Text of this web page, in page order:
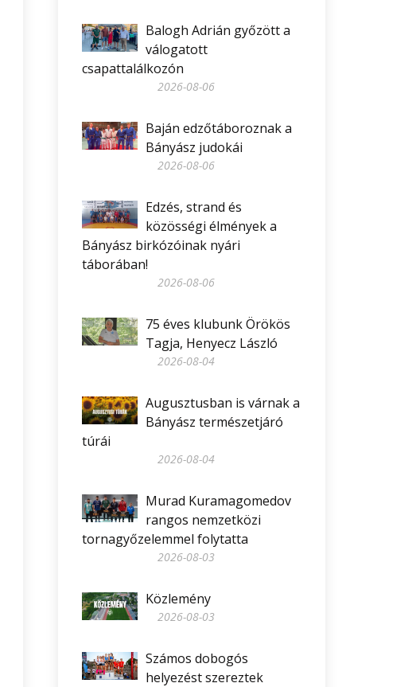
Balogh Adrián győzött a
válogatott
csapattalálkozón
2026-08-06
Baján edzőtáboroznak a
Bányász judokái
2026-08-06
Edzés, strand és
közösségi élmények a
Bányász birkózóinak nyári
táborában!
2026-08-06
75 éves klubunk Örökös
Tagja, Henyecz László
2026-08-04
Augusztusban is várnak a
Bányász természetjáró
túrái
2026-08-04
Murad Kuramagomedov
rangos nemzetközi
tornagyőzelemmel folytatta
2026-08-03
Közlemény
2026-08-03
Számos dobogós
helyezést szereztek